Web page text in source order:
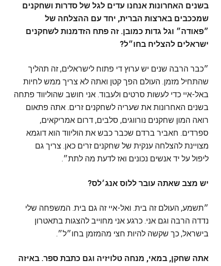
בשנים האחרונות אנחנו עדים לגל של סדרות ושחקנים
שמככבים בארצות הברית, יחד עם ההצלחה של
״פאודה״ וגל גדות כמובן. זה פתח הזדמנות לשחקנים
ישראלים להצליח בחו״ל?
״כבר הרבה שנים יש ערוץ די פתוח לישראלים, זה תהליך
שהתחיל מזמן. העולם הפך קטן ואתה לא צריך ממש לחיות
באל-איי כדי לעשות סרטים ולעבוד. אני חושב שהוליווד פתחה
בשנים האחרונות את שעריה לשחקנים זרים. אתה פתאום
רואה המון שחקנים נורווגים, סלבים, דרום אמריקאים,
ספרדים. חאביר ברדם שכבר כבש את הוליווד הוא דוגמא
מצויינת להצלחה ענקית של שחקנים זרים כאן. צריך גם
ליפול על יד אנשים נכונים ואז לדעת מה לתת״.
יש מצב שאתה עובר ללוס אנג׳לס?
״תשמע, העולם זה בית. ואל-איי זה גם בית. המשפחה שלי
נדדה הרבה וגם אני. כרגע אני מחוייב להצגות בתאטרון
בישראל, כך שקשה להיות חצי מהמזמן בחו״ל״.
אתה שחקן, במאי, מנחה טלויזיה וגם כתבת ספר. באיזה